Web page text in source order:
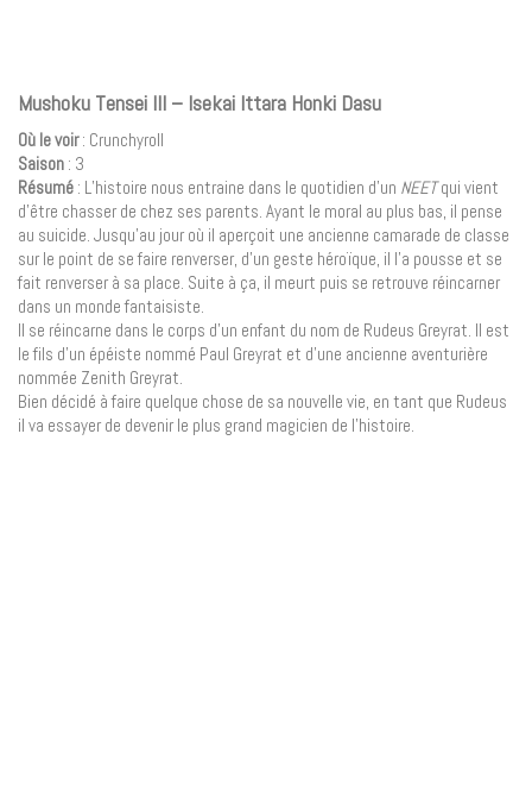
Mushoku Tensei III – Isekai Ittara Honki Dasu
Où le voir: Crunchyroll
Saison : 3
Résumé : L’histoire nous entraine dans le quotidien d’un NEETqui vient
d’être chasser de chez ses parents. Ayant le moral au plus bas, il pense
au suicide. Jusqu’au jour où il aperçoit une ancienne camarade de classe
sur le point de se faire renverser, d’un geste héroïque, il l’a pousse et se
fait renverser à sa place. Suite à ça, il meurt puis se retrouve réincarner
dans un monde fantaisiste.
Il se réincarne dans le corps d’un enfant du nom de Rudeus Greyrat. Il est
le fils d’un épéiste nommé Paul Greyrat et d’une ancienne aventurière
nommée Zenith Greyrat.
Bien décidé à faire quelque chose de sa nouvelle vie, en tant que Rudeus
il va essayer de devenir le plus grand magicien de l’histoire.